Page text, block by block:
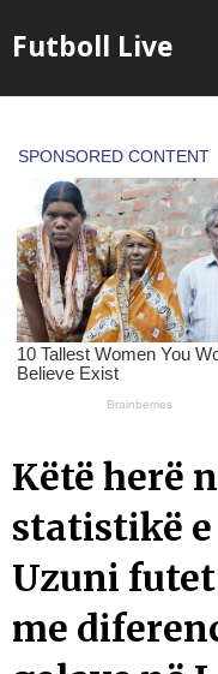
toFutboll Live
Këtë herë
statistikë
Uzuni
me